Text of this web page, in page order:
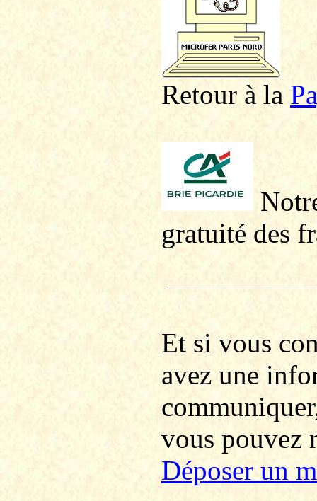
Retour à la P
gratuité des
Et si vous
avez une
vous pouvez
Déposer un